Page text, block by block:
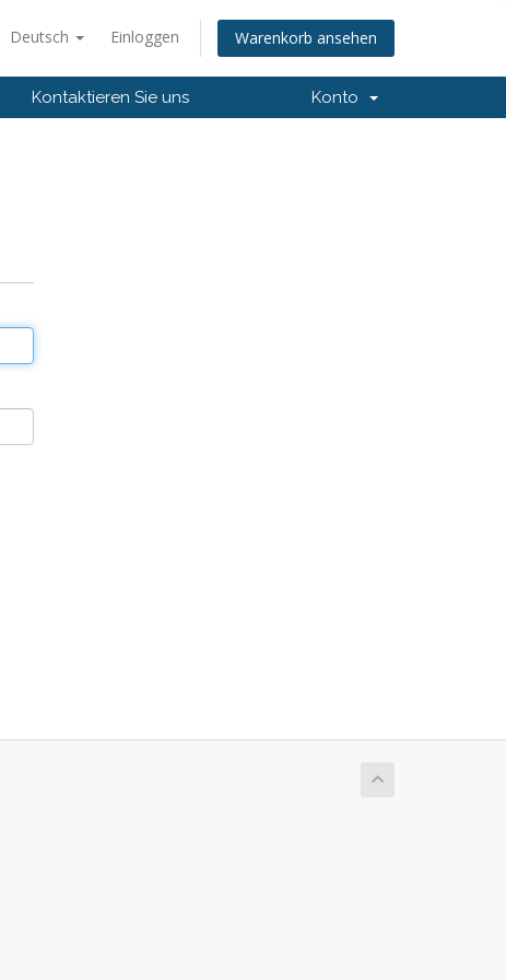
Deutsch Einloggen Warenkorb ansehen
Kontaktieren Sie uns Konto